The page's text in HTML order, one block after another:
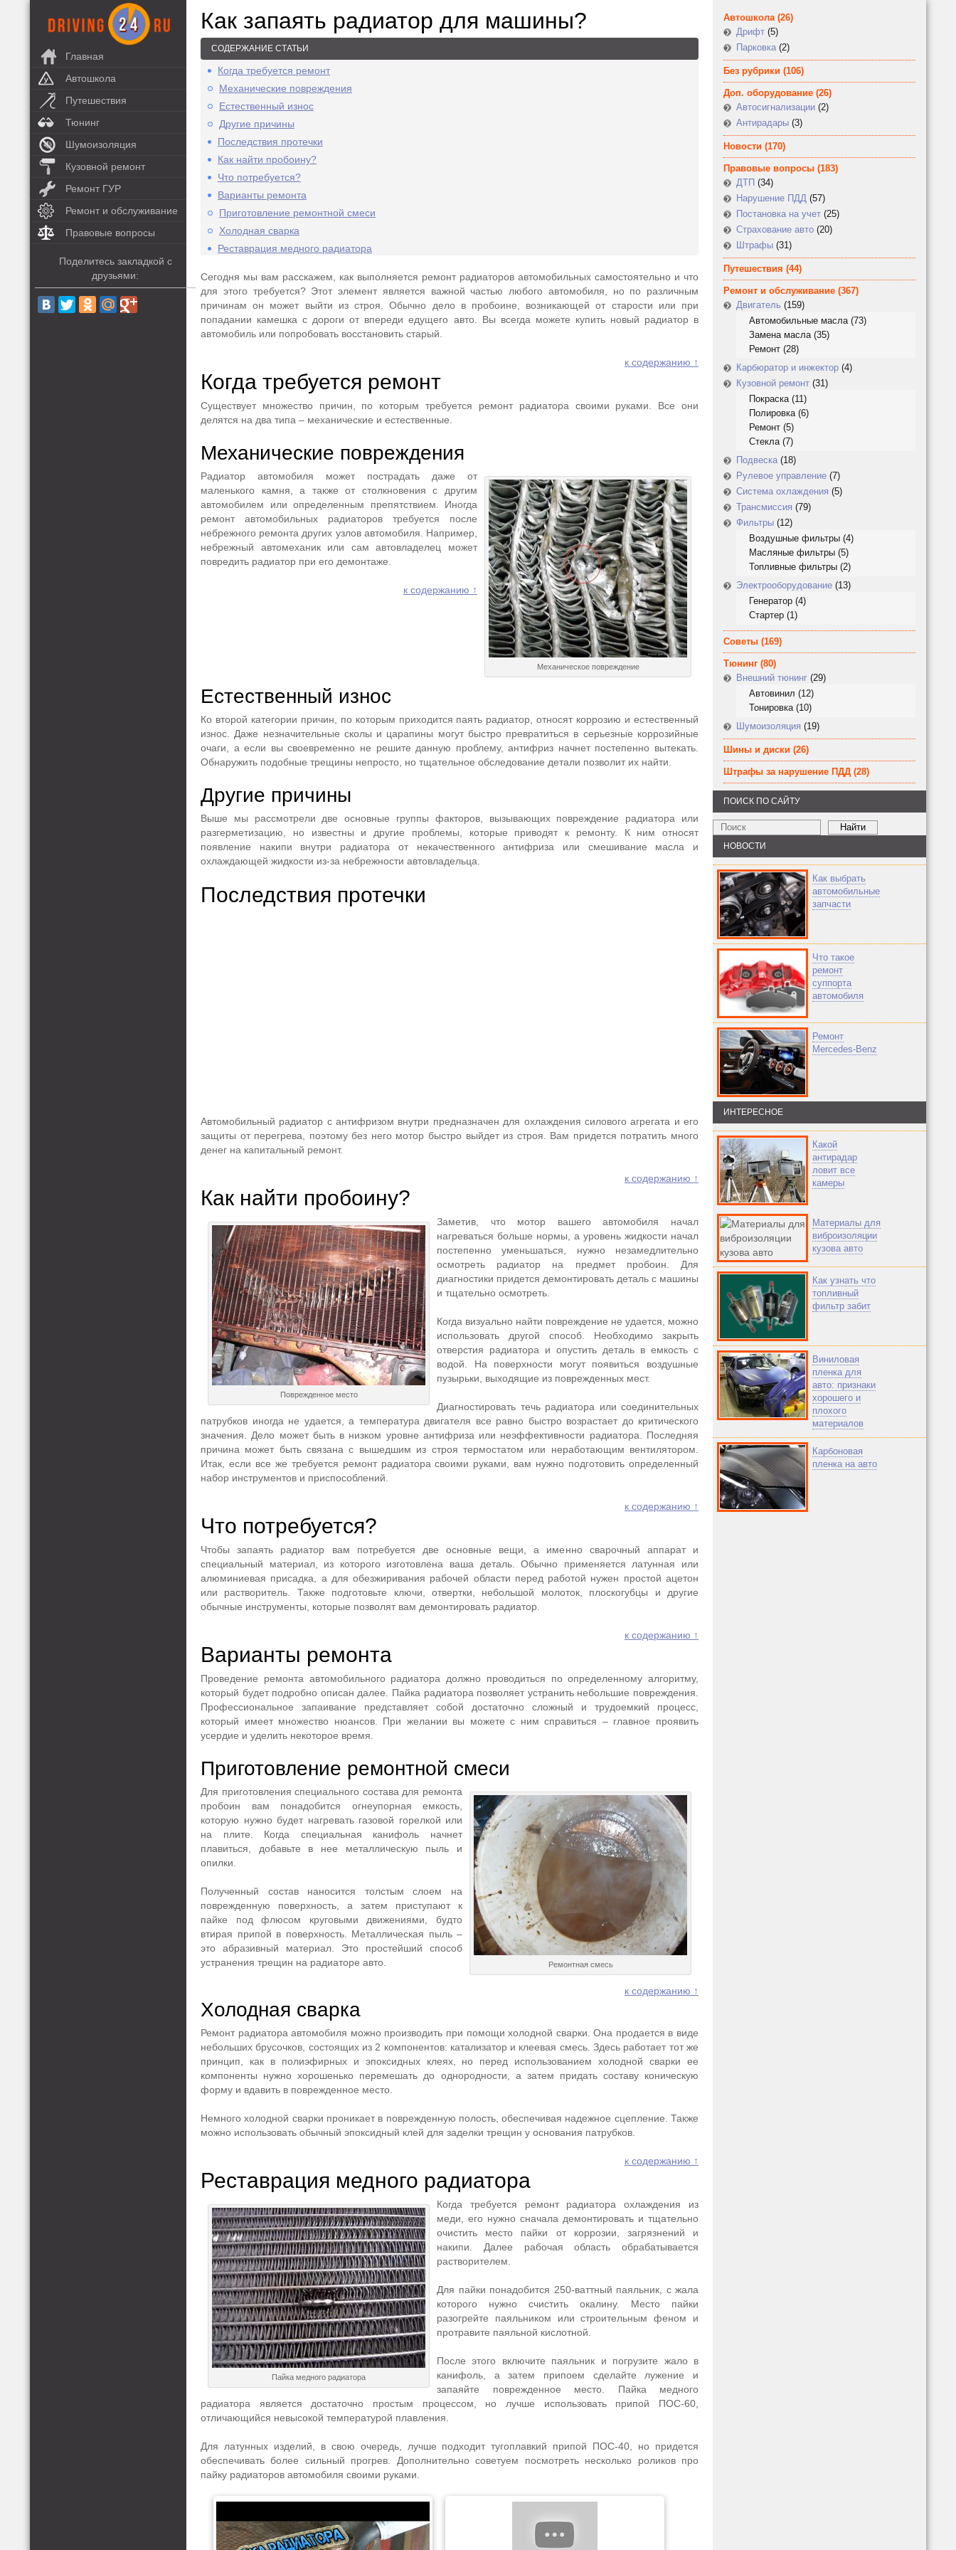
Главная
Автошкола
Путешествия
Тюнинг
Шумоизоляция
Кузовной ремонт
Ремонт ГУР
Ремонт и обслуживание
Правовые вопросы
Поделитесь закладкой с
друзьями:
Как запаять радиатор для машины?
СОДЕРЖАНИЕ СТАТЬИ
Когда требуется ремонт
Механические повреждения
Естественный износ
Другие причины
Последствия протечки
Как найти пробоину?
Что потребуется?
Варианты ремонта
Приготовление ремонтной смеси
Холодная сварка
Реставрация медного радиатора
Сегодня мы вам расскажем, как выполняется ремонт радиаторов автомобильных самостоятельно и что
для этого требуется? Этот элемент является важной частью любого автомобиля, но по различным
причинам он может выйти из строя. Обычно дело в пробоине, возникающей от старости или при
попадании камешка с дороги от впереди едущего авто. Вы всегда можете купить новый радиатор в
автомобиль или попробовать восстановить старый.
к содержанию ↑
Когда требуется ремонт
Существует множество причин, по которым требуется ремонт радиатора своими руками. Все они
делятся на два типа – механические и естественные.
Механические повреждения
Механическое повреждение
Радиатор автомобиля может пострадать даже от
маленького камня, а также от столкновения с другим
автомобилем или определенным препятствием. Иногда
ремонт автомобильных радиаторов требуется после
небрежного ремонта других узлов автомобиля. Например,
небрежный автомеханик или сам автовладелец может
повредить радиатор при его демонтаже.
к содержанию ↑
Естественный износ
Ко второй категории причин, по которым приходится паять радиатор, относят коррозию и естественный
износ. Даже незначительные сколы и царапины могут быстро превратиться в серьезные коррозийные
очаги, а если вы своевременно не решите данную проблему, антифриз начнет постепенно вытекать.
Обнаружить подобные трещины непросто, но тщательное обследование детали позволит их найти.
Другие причины
Выше мы рассмотрели две основные группы факторов, вызывающих повреждение радиатора или
разгерметизацию, но известны и другие проблемы, которые приводят к ремонту. К ним относят
появление накипи внутри радиатора от некачественного антифриза или смешивание масла и
охлаждающей жидкости из-за небрежности автовладельца.
Последствия протечки
Автомобильный радиатор с антифризом внутри предназначен для охлаждения силового агрегата и его
защиты от перегрева, поэтому без него мотор быстро выйдет из строя. Вам придется потратить много
денег на капитальный ремонт.
к содержанию ↑
Как найти пробоину?
Поврежденное место
Заметив, что мотор вашего автомобиля начал
нагреваться больше нормы, а уровень жидкости начал
постепенно уменьшаться, нужно незамедлительно
осмотреть радиатор на предмет пробоин. Для
диагностики придется демонтировать деталь с машины
и тщательно осмотреть.
Когда визуально найти повреждение не удается, можно
использовать другой способ. Необходимо закрыть
отверстия радиатора и опустить деталь в емкость с
водой. На поверхности могут появиться воздушные
пузырьки, выходящие из поврежденных мест.
Диагностировать течь радиатора или соединительных
патрубков иногда не удается, а температура двигателя все равно быстро возрастает до критического
значения. Дело может быть в низком уровне антифриза или неэффективности радиатора. Последняя
причина может быть связана с вышедшим из строя термостатом или неработающим вентилятором.
Итак, если все же требуется ремонт радиатора своими руками, вам нужно подготовить определенный
набор инструментов и приспособлений.
к содержанию ↑
Что потребуется?
Чтобы запаять радиатор вам потребуется две основные вещи, а именно сварочный аппарат и
специальный материал, из которого изготовлена ваша деталь. Обычно применяется латунная или
алюминиевая присадка, а для обезжиривания рабочей области перед работой нужен простой ацетон
или растворитель. Также подготовьте ключи, отвертки, небольшой молоток, плоскогубцы и другие
обычные инструменты, которые позволят вам демонтировать радиатор.
к содержанию ↑
Варианты ремонта
Проведение ремонта автомобильного радиатора должно проводиться по определенному алгоритму,
который будет подробно описан далее. Пайка радиатора позволяет устранить небольшие повреждения.
Профессиональное запаивание представляет собой достаточно сложный и трудоемкий процесс,
который имеет множество нюансов. При желании вы можете с ним справиться – главное проявить
усердие и уделить некоторое время.
Приготовление ремонтной смеси
Ремонтная смесь
Для приготовления специального состава для ремонта
пробоин вам понадобится огнеупорная емкость,
которую нужно будет нагревать газовой горелкой или
на плите. Когда специальная канифоль начнет
плавиться, добавьте в нее металлическую пыль и
опилки.
Полученный состав наносится толстым слоем на
поврежденную поверхность, а затем приступают к
пайке под флюсом круговыми движениями, будто
втирая припой в поверхность. Металлическая пыль –
это абразивный материал. Это простейший способ
устранения трещин на радиаторе авто.
к содержанию ↑
Холодная сварка
Ремонт радиатора автомобиля можно производить при помощи холодной сварки. Она продается в виде
небольших брусочков, состоящих из 2 компонентов: катализатор и клеевая смесь. Здесь работает тот же
принцип, как в полиэфирных и эпоксидных клеях, но перед использованием холодной сварки ее
компоненты нужно хорошенько перемешать до однородности, а затем придать составу коническую
форму и вдавить в поврежденное место.
Немного холодной сварки проникает в поврежденную полость, обеспечивая надежное сцепление. Также
можно использовать обычный эпоксидный клей для заделки трещин у основания патрубков.
к содержанию ↑
Реставрация медного радиатора
Пайка медного радиатора
Когда требуется ремонт радиатора охлаждения из
меди, его нужно сначала демонтировать и тщательно
очистить место пайки от коррозии, загрязнений и
накипи. Далее рабочая область обрабатывается
растворителем.
Для пайки понадобится 250-ваттный паяльник, с жала
которого нужно счистить окалину. Место пайки
разогрейте паяльником или строительным феном и
протравите паяльной кислотной.
После этого включите паяльник и погрузите жало в
канифоль, а затем припоем сделайте лужение и
запаяйте поврежденное место. Пайка медного
радиатора является достаточно простым процессом, но лучше использовать припой ПОС-60,
отличающийся невысокой температурой плавления.
Для латунных изделий, в свою очередь, лучше подходит тугоплавкий припой ПОС-40, но придется
обеспечивать более сильный прогрев. Дополнительно советуем посмотреть несколько роликов про
пайку радиаторов автомобиля своими руками.
Автошкола(26)
Дрифт (5)
Парковка (2)
Без рубрики (106)
Доп. оборудование (26)
Автосигнализации (2)
Антирадары (3)
Новости (170)
Правовые вопросы (183)
ДТП (34)
Нарушение ПДД (57)
Постановка на учет (25)
Страхование авто (20)
Штрафы (31)
Путешествия (44)
Ремонт и обслуживание (367)
Двигатель (159)
Автомобильные масла(73)
Замена масла(35)
Ремонт (28)
Карбюратор и инжектор (4)
Кузовной ремонт (31)
Покраска(11)
Полировка(6)
Ремонт (5)
Стекла(7)
Подвеска (18)
Рулевое управление (7)
Система охлаждения (5)
Трансмиссия (79)
Фильтры (12)
Воздушные фильтры (4)
Масляные фильтры (5)
Топливные фильтры (2)
Электрооборудование (13)
Генератор (4)
Стартер (1)
Советы (169)
Тюнинг (80)
Внешний тюнинг (29)
Автовинил (12)
Тонировка(10)
Шумоизоляция (19)
Шины и диски (26)
Штрафы за нарушение ПДД (28)
ПОИСК ПО САЙТУ
НОВОСТИ
Как выбрать
автомобильные
запчасти
Что такое
ремонт
суппорта
автомобиля
Ремонт
Mercedes-Benz
ИНТЕРЕСНОЕ
Какой
антирадар
ловит все
камеры
Материалы для
виброизоляции
кузова авто
Как узнать что
топливный
фильтр забит
Виниловая
пленка для
авто: признаки
хорошего и
плохого
материалов
Карбоновая
пленка на авто